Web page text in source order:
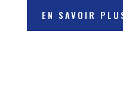
EN SAVOIR